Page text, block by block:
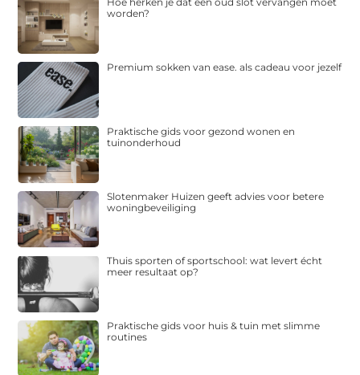
worden?
Premium sokken van ease. als cadeau voor jezelf
Praktische gids voor gezond wonen en
tuinonderhoud
Slotenmaker Huizen geeft advies voor betere
woningbeveiliging
Thuis sporten of sportschool: wat levert écht
meer resultaat op?
Praktische gids voor huis & tuin met slimme
routines